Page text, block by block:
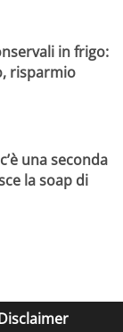
in frigo:
risparmio
una seconda
la soap di